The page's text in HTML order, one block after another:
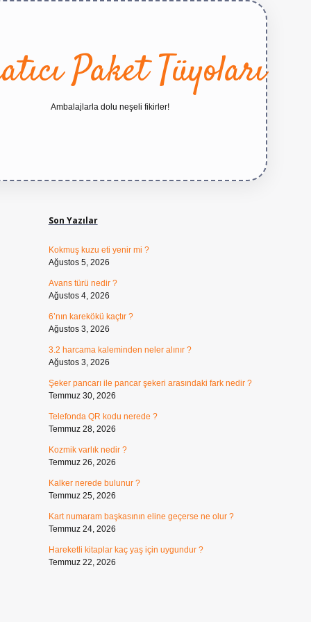
Paket Tüyoları
Ambalajlarla dolu neşeli fikirler!
Son Yazılar
Kokmuş kuzu eti yenir mi ?
Ağustos 5, 2026
Avans türü nedir ?
Ağustos 4, 2026
6’nın karekökü kaçtır ?
Ağustos 3, 2026
3.2 harcama kaleminden neler alınır ?
Ağustos 3, 2026
Şeker pancarı ile pancar şekeri arasındaki fark nedir ?
Temmuz 30, 2026
Telefonda QR kodu nerede ?
Temmuz 28, 2026
Kozmik varlık nedir ?
Temmuz 26, 2026
Kalker nerede bulunur ?
Temmuz 25, 2026
Kart numaram başkasının eline geçerse ne olur ?
Temmuz 24, 2026
Hareketli kitaplar kaç yaş için uygundur ?
Temmuz 22, 2026